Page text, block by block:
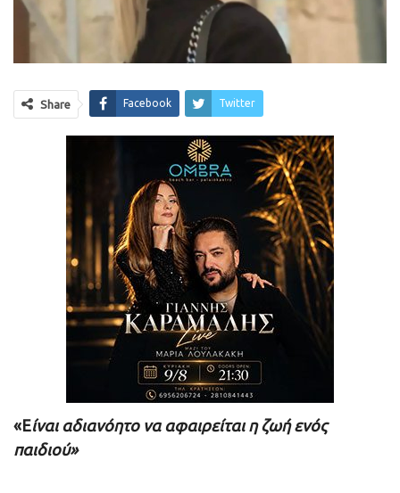
Share Facebook Twitter
«Είναι αδιανόητο να αφαιρείται η ζωή ενός
παιδιού»